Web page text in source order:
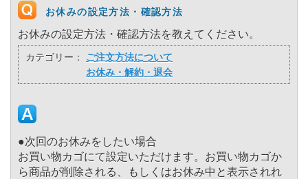
お休みの設定方法・確認方法
お休みの設定方法・確認方法を教えてください。
カテゴリー：
ご注文方法について
お休み・解約・退会
●次回のお休みをしたい場合
お買い物カゴにて設定いただけます。お買い物カゴか
ら商品が削除される、もしくはお休み中と表示されれ